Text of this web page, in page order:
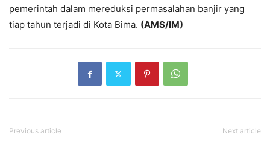
pemerintah dalam mereduksi permasalahan banjir yang
tiap tahun terjadi di Kota Bima. (AMS/IM)
Previous article Next article